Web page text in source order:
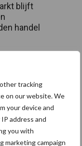
tracking
on our website. We
your device and
address and
you with
marketing campaign
blijft
handel
vaak
en